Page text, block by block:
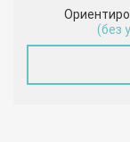
(без